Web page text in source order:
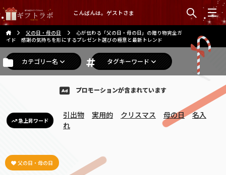
こんばんは。ゲストさま
父の日・母の日
心が伝わる「父の日・母の日」の贈り物完全ガ
イド 感謝の気持ちを形にするプレゼント選びの極意と最新トレンド
カテゴリー名 タグキーワード
プロモーションが含まれています
急上昇ワード
引出物 実用的 クリスマス 母の日
名入
れ
父の日・母の日